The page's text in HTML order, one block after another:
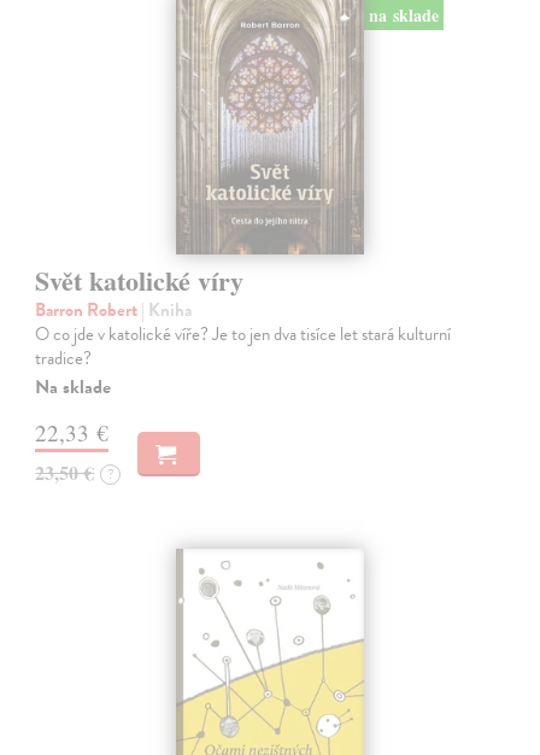
na sklade
Svět katolické víry
Barron Robert| Kniha
O co jde v katolické víře? Je to jen dva tisíce let stará kulturní
tradice?
Na sklade
22,33 €
23,50 € ?